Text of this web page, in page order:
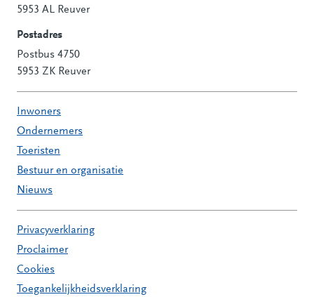
Contactinformatie
5953 AL Reuver
Postadres
Postbus 4750
5953 ZK Reuver
Inwoners
Ondernemers
Toeristen
Bestuur en organisatie
Nieuws
Privacyverklaring
Proclaimer
Cookies
Toegankelijkheidsverklaring